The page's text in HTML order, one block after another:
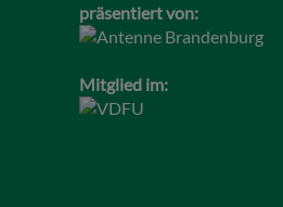
präsentiert von:
Mitglied im: